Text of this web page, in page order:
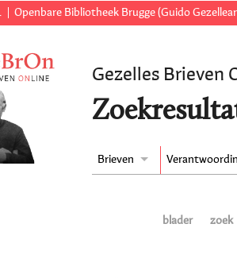
Openbare Bibliotheek Brugge (Guido
Gezelles Brieven
Brieven
blader zoek